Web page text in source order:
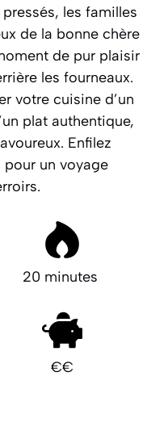
les familles
de la bonne chère
de pur plaisir
les fourneaux.
votre cuisine d’un
plat authentique,
Enfilez
un voyage
20 minutes
€€